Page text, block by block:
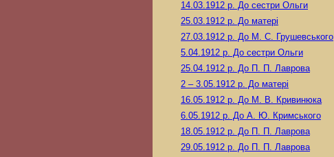
14.03.1912 р. До сестри Ольги
25.03.1912 р. До матері
27.03.1912 р. До М. С. Грушевського
5.04.1912 р. До сестри Ольги
25.04.1912 р. До П. П. Лаврова
2 – 3.05.1912 р. До матері
16.05.1912 р. До М. В. Кривинюка
6.05.1912 р. До А. Ю. Кримського
18.05.1912 р. До П. П. Лаврова
29.05.1912 р. До П. П. Лаврова